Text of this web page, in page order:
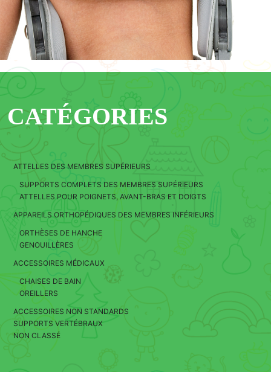
CATÉGORIES
ATTELLES DES MEMBRES SUPÉRIEURS
SUPPORTS COMPLETS DES MEMBRES SUPÉRIEURS
ATTELLES POUR POIGNETS, AVANT-BRAS ET DOIGTS
APPAREILS ORTHOPÉDIQUES DES MEMBRES INFÉRIEURS
ORTHÈSES DE HANCHE
GENOUILLÈRES
ACCESSOIRES MÉDICAUX
CHAISES DE BAIN
OREILLERS
ACCESSOIRES NON STANDARDS
SUPPORTS VERTÉBRAUX
NON CLASSÉ